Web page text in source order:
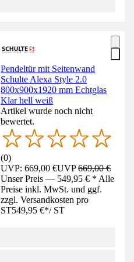
Pendeltür mit Seitenwand
Schulte Alexa Style 2.0
800x900x1920 mm Echtglas
Klar hell weiß
Artikel wurde noch nicht
bewertet.
(0)
UVP: 669,00 €UVP669,00 €
Unser Preis — 549,95 € * Alle
Preise inkl. MwSt. und ggf.
zzgl. Versandkosten pro
ST549,95 €*/ ST